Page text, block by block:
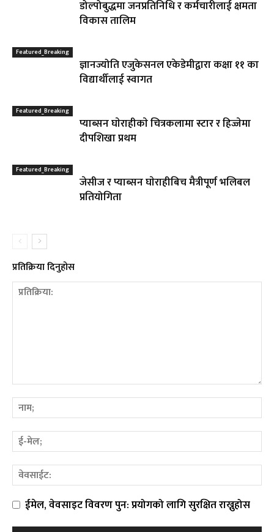
डोल्पोबुद्धमा जनप्रतिनिधि र कर्मचारीलाई क्षमता
विकास तालिम
Featured_Breaking
ज्ञानज्योति एजुकेसनल एकेडेमीद्वारा कक्षा ११ का
विद्यार्थीलाई स्वागत
Featured_Breaking
प्याब्सन घाेराहीकाे चित्रकलामा स्टार र हिज्जेमा
दीपशिखा प्रथम
Featured_Breaking
जेसीज र प्याब्सन घाेराहीबिच मैत्रीपूर्ण भलिबल
प्रतियोगिता
प्रतिक्रिया दिनुहोस
ईमेल, वेवसाइट विवरण पुन: प्रयोगको लागि सुरक्षित राख्नुहोस